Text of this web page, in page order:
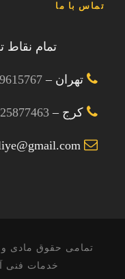
تماس با ما
تمام نقاط
تهران –
کرج –
تمامی حقوق مادی
خدمات فنی